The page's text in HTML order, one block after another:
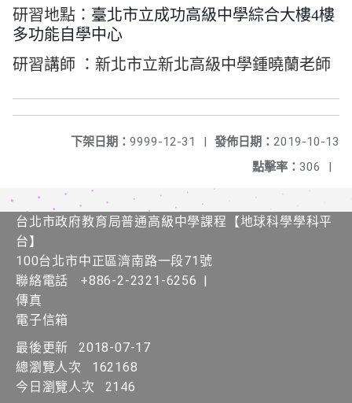
研習地點： 臺北市立成功高級中學綜合大樓4樓
多功能自學中心
研習講師 ： 新北市立新北高級中學鍾曉蘭老師
發佈日期： 2019-10-13
下架日期： 9999-12-31
|
點擊率： 306 |
台北市政府教育局普通高級中學課程​【​地球科學學科平
台】
100台北市中正區濟南路一段71號
聯絡電話
+886-2-2321-6256 |
傳真
電子信箱
最後更新
2018-07-17
總瀏覽人次
162168
今日瀏覽人次
2146